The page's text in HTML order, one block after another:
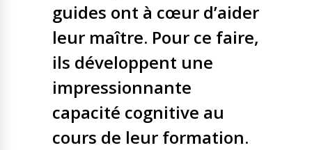
guides ont à cœur d’aider
leur maître. Pour ce faire,
ils développent une
impressionnante
capacité cognitive au
cours de leur formation.